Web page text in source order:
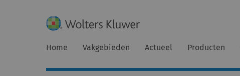
Home Vakgebieden Actueel Producten